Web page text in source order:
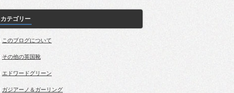
カテゴリー
このブログについて
その他の英国靴
エドワードグリーン
ガジアーノ＆ガーリング